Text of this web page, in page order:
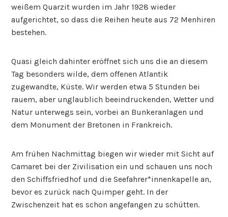
weißem Quarzit wurden im Jahr 1928 wieder
aufgerichtet, so dass die Reihen heute aus 72 Menhiren
bestehen.
Quasi gleich dahinter eröffnet sich uns die an diesem
Tag besonders wilde, dem offenen Atlantik
zugewandte, Küste. Wir werden etwa 5 Stunden bei
rauem, aber unglaublich beeindruckenden, Wetter und
Natur unterwegs sein, vorbei an Bunkeranlagen und
dem Monument der Bretonen in Frankreich.
Am frühen Nachmittag biegen wir wieder mit Sicht auf
Camaret bei der Zivilisation ein und schauen uns noch
den Schiffsfriedhof und die Seefahrer*innenkapelle an,
bevor es zurück nach Quimper geht. In der
Zwischenzeit hat es schon angefangen zu schütten.